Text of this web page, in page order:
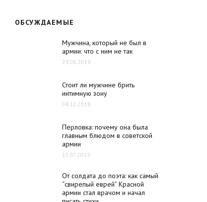
ОБСУЖДАЕМЫЕ
Мужчина, который не был в
армии: что с ним не так
29.08.2019
Стоит ли мужчине брить
интимную зону
08.12.2018
Перловка: почему она была
главным блюдом в советской
армии
15.07.2019
От солдата до поэта: как самый
“свирепый еврей” Красной
армии стал врачом и начал